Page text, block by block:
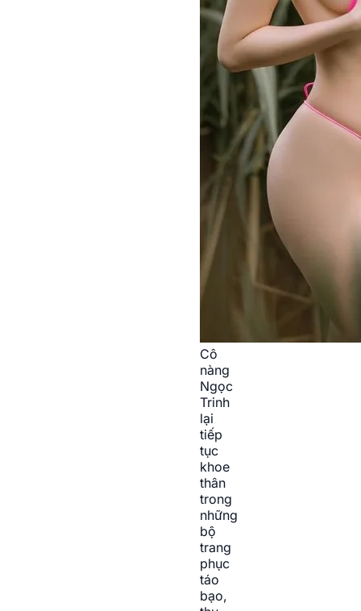
Cô
nàng
Ngọc
Trinh
lại
tiếp
tục
khoe
thân
trong
những
bộ
trang
phục
táo
bạo,